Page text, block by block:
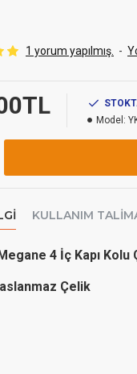
1 yorum yapılmış. -
Model:
KULLANIM
4 İç Kapı
Çelik